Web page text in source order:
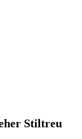
Stiltreu